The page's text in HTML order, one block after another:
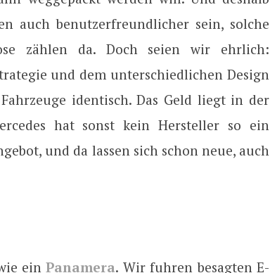
auch benutzerfreundlicher sein, solche
zählen da. Doch seien wir ehrlich:
und dem unterschiedlichen Design
identisch. Das Geld liegt in der
hat sonst kein Hersteller so ein
und da lassen sich schon neue, auch
einPanamera. Wir fuhren besagten E-